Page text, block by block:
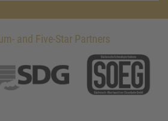
and Five-Star Partners